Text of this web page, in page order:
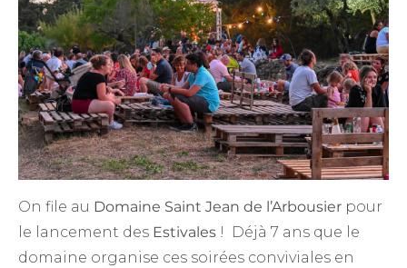
On file au Domaine Saint Jean de l’Arbousier pour
le lancement des Estivales ! Déjà 7 ans que le
domaine organise ces soirées conviviales en